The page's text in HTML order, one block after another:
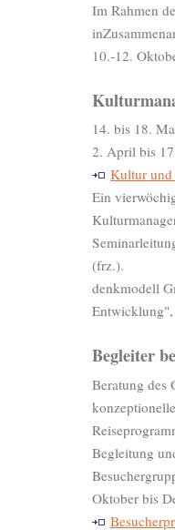
Im Rahmen
10.-12.
14. bis 18.
2. April bis
Kultur
Ein
(frz.).
denkmodell
Begleiter
Beratung des
Begleitung
Oktober bis